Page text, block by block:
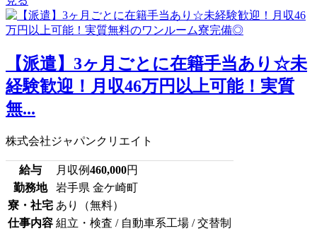
【派遣】3ヶ月ごとに在籍手当あり☆未
経験歓迎！月収46万円以上可能！実質
無...
株式会社ジャパンクリエイト
給与 月収例460,000円
勤務地
岩手県 金ケ崎町
寮・社宅 あり（無料）
仕事内容 組立・検査 / 自動車系工場 / 交替制